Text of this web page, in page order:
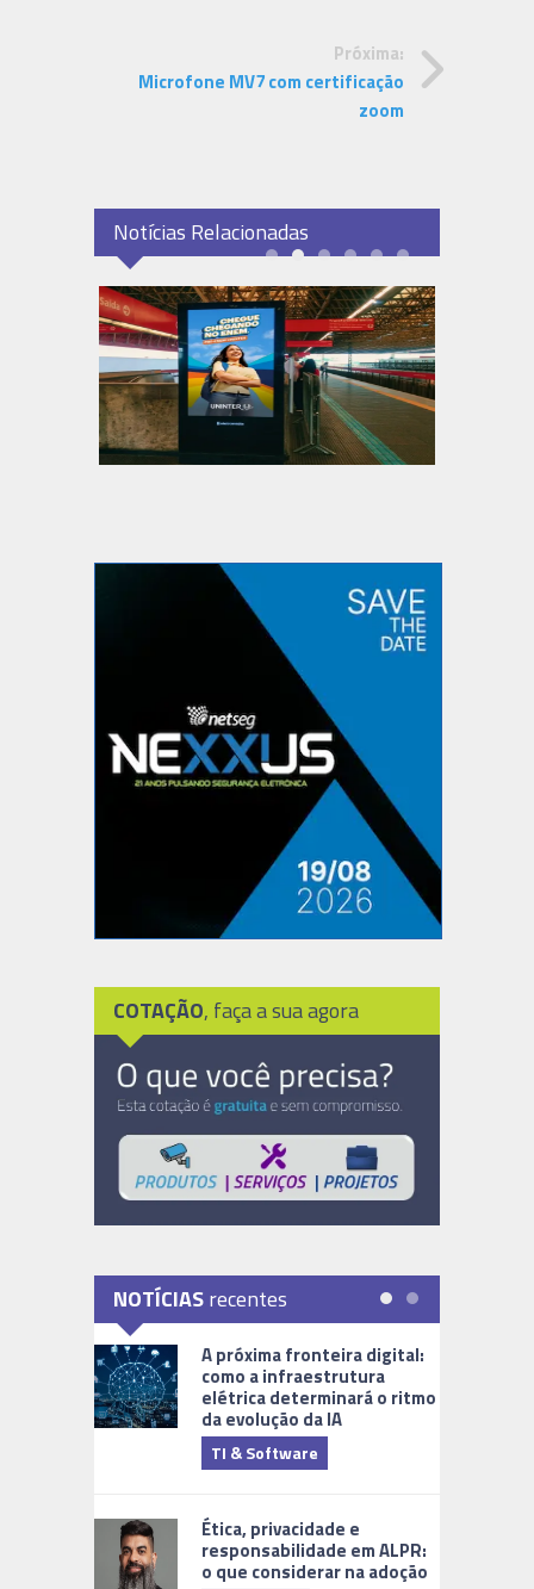
Próxima:
Microfone MV7 com certificação
zoom
Notícias Relacionadas
COTAÇÃO, faça a sua agora
NOTÍCIASrecentes
A próxima fronteira digital:
como a infraestrutura
elétrica determinará o ritmo
da evolução da IA
TI & Software
Ética, privacidade e
responsabilidade em ALPR:
o que considerar na adoção